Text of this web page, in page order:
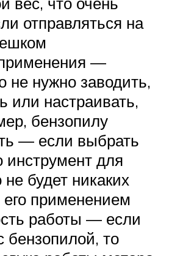
отправляться на
—
не нужно заводить,
или настраивать,
бензопилу
— если выбрать
инструмент для
будет никаких
применением
работы — если
бензопилой, то